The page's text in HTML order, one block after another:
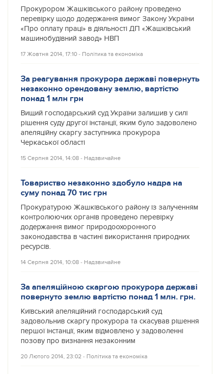
Прокурором Жашківського району проведено
перевірку щодо додержання вимог Закону України
«Про оплату праці» в діяльності ДП «Жашківський
машинобудівний завод» НВП
17 Жовтня 2014, 17:10 ‐ Політика та економіка
За реагування прокурора державі повернуть
незаконно орендовану землю, вартістю
понад 1 млн грн
Вищий господарський суд України залишив у силі
рішення суду другої інстанції, яким було задоволено
апеляційну скаргу заступника прокурора
Черкаської області
15 Серпня 2014, 14:08 ‐ Надзвичайне
Товариство незаконно здобуло надра на
суму понад 70 тис грн
Прокуратурою Жашківського району із залученням
контролюючих органів проведено перевірку
додержання вимог природоохоронного
законодавства в частині використання природних
ресурсів.
14 Серпня 2014, 10:08 ‐ Надзвичайне
За апеляційною скаргою прокурора державі
повернуто землю вартістю понад 1 млн. грн.
Київський апеляційний господарський суд
задовольнив скаргу прокурора та скасував рішення
першої інстанції, яким відмовлено у задоволенні
позову про визнання незаконним
20 Лютого 2014, 23:02 ‐ Політика та економіка